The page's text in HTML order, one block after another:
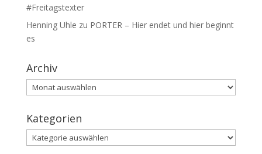
#Freitagstexter
Henning Uhle zu PORTER – Hier endet und hier beginnt
es
Archiv
Archiv
Kategorien
Kategorien